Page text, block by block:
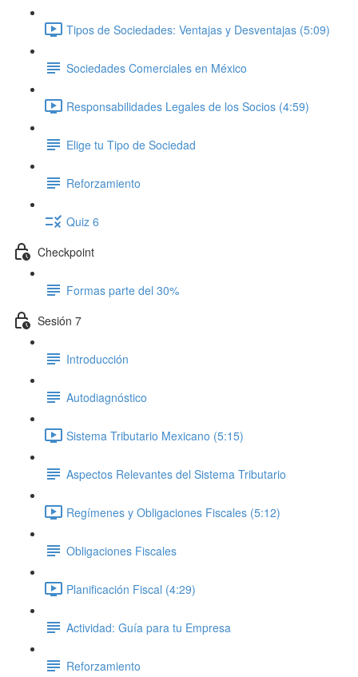
Tipos de Sociedades: Ventajas y Desventajas (5:09)
Sociedades Comerciales en México
Responsabilidades Legales de los Socios (4:59)
Elige tu Tipo de Sociedad
Reforzamiento
Quiz 6
Checkpoint
Formas parte del 30%
Sesión 7
Introducción
Autodiagnóstico
Sistema Tributario Mexicano (5:15)
Aspectos Relevantes del Sistema Tributario
Regímenes y Obligaciones Fiscales (5:12)
Obligaciones Fiscales
Planificación Fiscal (4:29)
Actividad: Guía para tu Empresa
Reforzamiento